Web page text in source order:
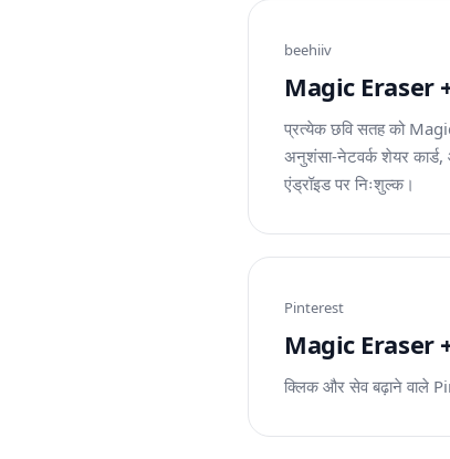
beehiiv
Magic Eraser +
प्रत्येक छवि सतह को
अनुशंसा-नेटवर्क शेयर
एंड्रॉइड पर निःशुल्क।
Pinterest
Magic Eraser
क्लिक और सेव बढ़ाने वाले